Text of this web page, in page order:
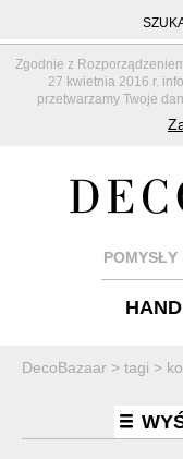
Zgodnie z
27 kwietnia 2016 r.
przetwarzamy Twoje
POMYSŁY
DecoBazaar > tagi >